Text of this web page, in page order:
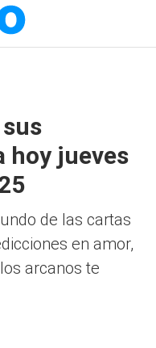
hoy jueves
de las cartas
en amor,
arcanos te